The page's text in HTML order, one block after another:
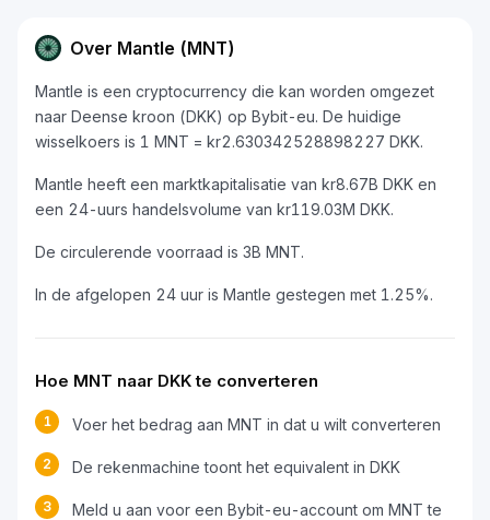
Over Mantle (MNT)
Mantle is een cryptocurrency die kan worden omgezet
naar Deense kroon (DKK) op Bybit-eu. De huidige
wisselkoers is 1 MNT = kr2.630342528898227 DKK.
Mantle heeft een marktkapitalisatie van kr8.67B DKK en
een 24-uurs handelsvolume van kr119.03M DKK.
De circulerende voorraad is 3B MNT.
In de afgelopen 24 uur is Mantle gestegen met 1.25%.
Hoe MNT naar DKK te converteren
1 Voer het bedrag aan MNT in dat u wilt converteren
2 De rekenmachine toont het equivalent in DKK
3
Meld u aan voor een Bybit-eu-account om MNT te